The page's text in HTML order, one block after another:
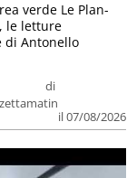
di
il 07/08/2026
verde Le Plan-
le letture
di Antonello